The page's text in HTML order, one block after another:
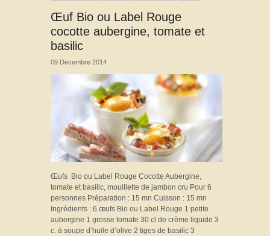
Œuf Bio ou Label Rouge
cocotte aubergine, tomate et
basilic
09 Decembre 2014
Œufs Bio ou Label Rouge Cocotte Aubergine,
tomate et basilic, mouillette de jambon cru Pour 6
personnes Préparation : 15 mn Cuisson : 15 mn
Ingrédients : 6 œufs Bio ou Label Rouge 1 petite
aubergine 1 grosse tomate 30 cl de crème liquide 3
c. à soupe d’huile d’olive 2 tiges de basilic 3